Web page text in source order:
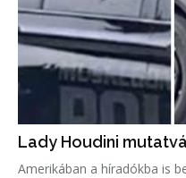
Lady Houdini
Amerikában a híradókba is